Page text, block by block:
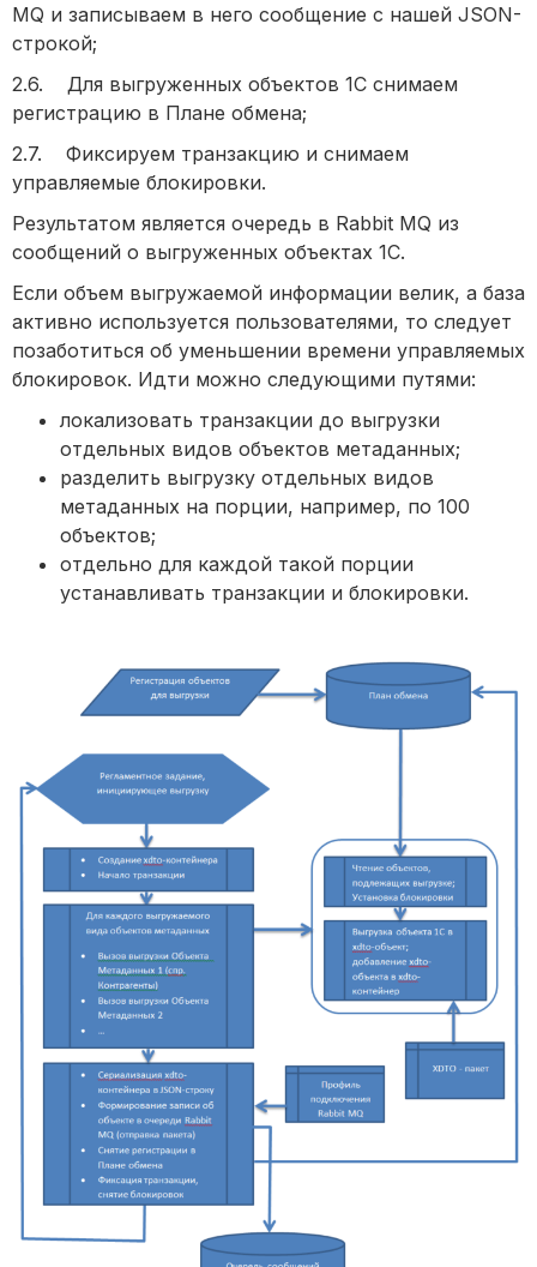
MQ и записываем в него сообщение с нашей JSON-
строкой;
2.6. Для выгруженных объектов 1С снимаем
регистрацию в Плане обмена;
2.7. Фиксируем транзакцию и снимаем
управляемые блокировки.
Результатом является очередь в Rabbit MQ из
сообщений о выгруженных объектах 1С.
Если объем выгружаемой информации велик, а база
активно используется пользователями, то следует
позаботиться об уменьшении времени управляемых
блокировок. Идти можно следующими путями:
локализовать транзакции до выгрузки
отдельных видов объектов метаданных;
разделить выгрузку отдельных видов
метаданных на порции, например, по 100
объектов;
отдельно для каждой такой порции
устанавливать транзакции и блокировки.